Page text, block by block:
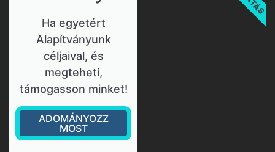
Ha egyetért
Alapítványunk
céljaival, és
megteheti,
támogasson minket!
ADOMÁNYOZZ
MOST